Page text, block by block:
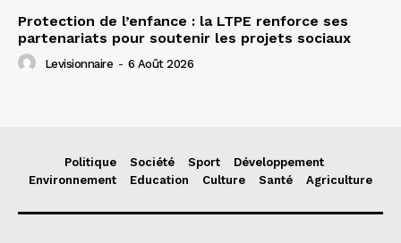
Protection de l’enfance : la LTPE renforce ses
partenariats pour soutenir les projets sociaux
Levisionnaire - 6 Août 2026
Politique Société Sport
Développement
Environnement
Education Culture Santé Agriculture